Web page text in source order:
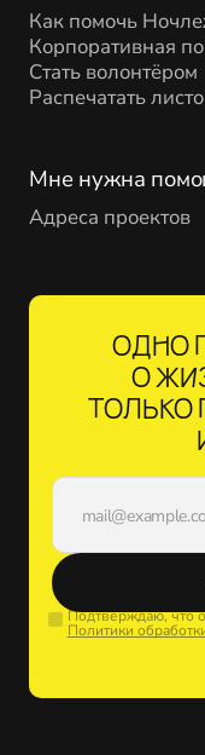
Как помочь
Корпоративная
Стать волонтёром
Распечатать
Мне нужна
Адреса проектов
ОДНО
О
ТОЛЬКО
Подтверждаю, что
Политики